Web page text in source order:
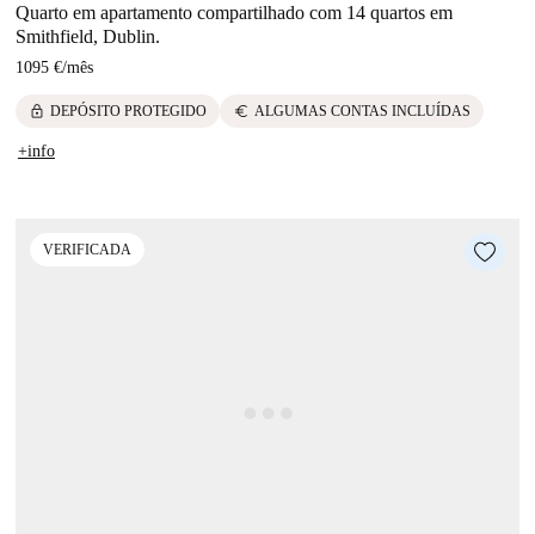
Quarto em apartamento compartilhado com 14 quartos em
Smithfield, Dublin.
1095 €/mês
lock DEPÓSITO PROTEGIDO euro ALGUMAS CONTAS INCLUÍDAS
+info
VERIFICADA